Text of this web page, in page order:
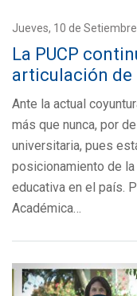
Jueves, 10 de
La PUCP
articulación de
Ante la actual
más que nunca, por
universitaria, pues
posicionamiento de
educativa en el país.
Académica…